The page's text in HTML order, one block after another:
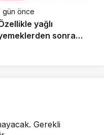
gün önce
yağlı
sonra
Gerekli